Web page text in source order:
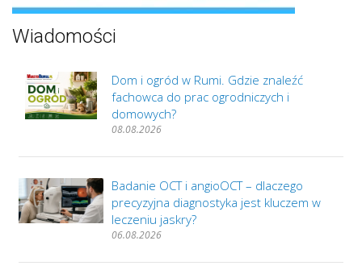
Wiadomości
Dom i ogród w Rumi. Gdzie znaleźć
fachowca do prac ogrodniczych i
domowych?
08.08.2026
Badanie OCT i angioOCT – dlaczego
precyzyjna diagnostyka jest kluczem w
leczeniu jaskry?
06.08.2026